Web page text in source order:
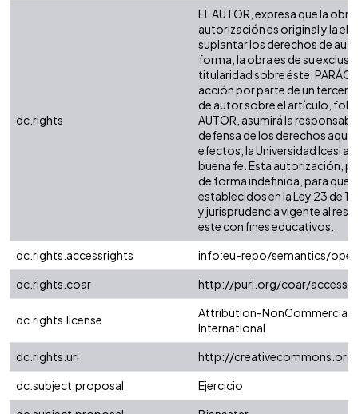
dc.rights
EL AUTOR, expresa que la
autorización es original y la
suplantar los derechos de
forma, la obra es de su
titularidad sobre éste.
acción por parte de un
de autor sobre el artículo,
AUTOR, asumirá la
defensa de los derechos
efectos, la Universidad Icesi
buena fe. Esta autorización,
de forma indefinida, para que
establecidos en la Ley 23 de
y jurisprudencia vigente al
este con fines educativos.
dc.rights.accessrights
info:eu-repo/semantics/
dc.rights.coar
http://purl.org/coar/
dc.rights.license
Attribution-NonCommercial-
International
dc.rights.uri
http://
dc.subject.proposal
Ejercicio